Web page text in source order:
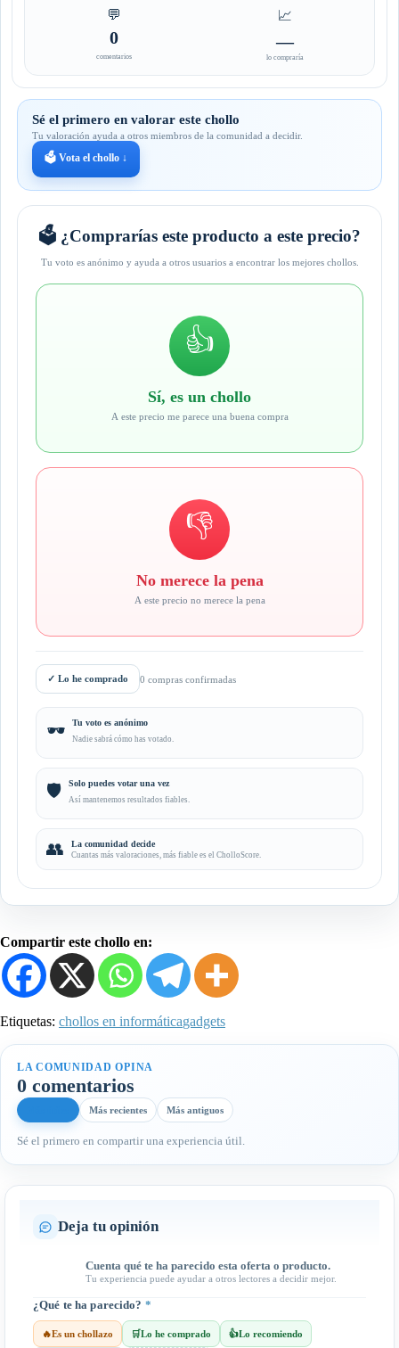
💬
0
comentarios
📈
—
lo compraría
Sé el primero en valorar este chollo
Tu valoración ayuda a otros miembros de la comunidad a decidir.
🗳️ Vota el chollo ↓
🗳️ ¿Comprarías este producto a este precio?
Tu voto es anónimo y ayuda a otros usuarios a encontrar los mejores chollos.
👍
Sí, es un chollo
A este precio me parece una buena compra
👎
No merece la pena
A este precio no merece la pena
✓ Lo he comprado 0 compras confirmadas
🕶️ Tu voto es anónimo
Nadie sabrá cómo has votado.
🛡️ Solo puedes votar una vez
Así mantenemos resultados fiables.
👥 La comunidad decide
Cuantas más valoraciones, más fiable es el CholloScore.
Compartir este chollo en:
Etiquetas: chollos en informáticagadgets
LA COMUNIDAD OPINA
0 comentarios
Más recientes Más antiguos
Sé el primero en compartir una experiencia útil.
Deja tu opinión
Cuenta qué te ha parecido esta oferta o producto.
Tu experiencia puede ayudar a otros lectores a decidir mejor.
¿Qué te ha parecido? *
🔥Es un chollazo 🛒Lo he comprado 👍Lo recomiendo